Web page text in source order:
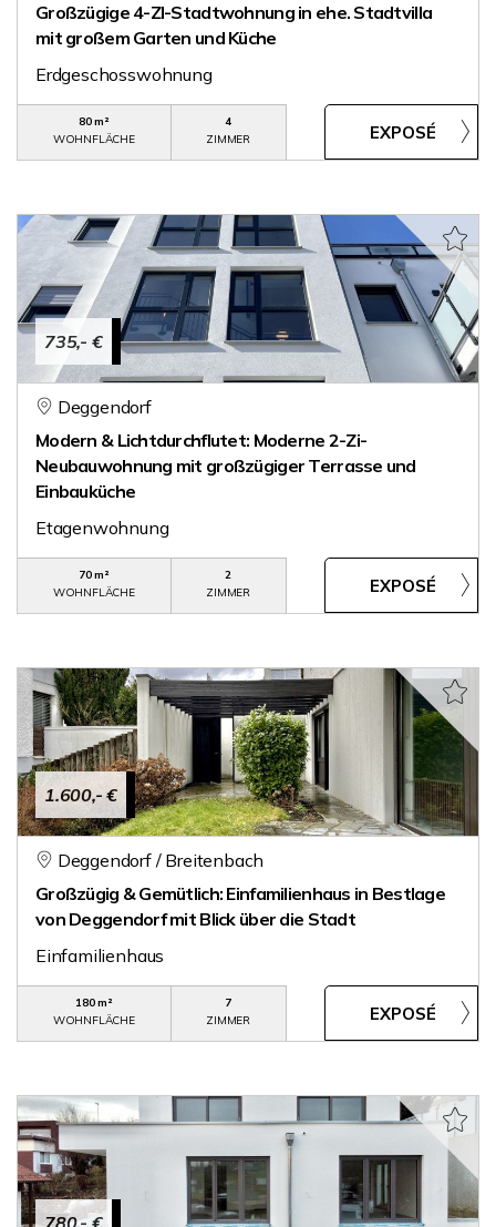
Großzügige 4-ZI-Stadtwohnung in ehe. Stadtvilla
mit großem Garten und Küche
Erdgeschosswohnung
80 m²
WOHNFLÄCHE
4
ZIMMER
735,- €
Deggendorf
Modern & Lichtdurchflutet: Moderne 2-Zi-
Neubauwohnung mit großzügiger Terrasse und
Einbauküche
Etagenwohnung
70 m²
WOHNFLÄCHE
2
ZIMMER
1.600,- €
Deggendorf / Breitenbach
Großzügig & Gemütlich: Einfamilienhaus in Bestlage
von Deggendorf mit Blick über die Stadt
Einfamilienhaus
180 m²
WOHNFLÄCHE
7
ZIMMER
780,- €